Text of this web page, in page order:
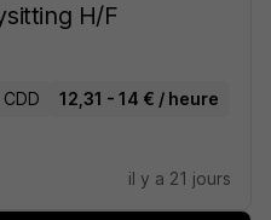
H/F
CDD 12,31 - 14 € / heure
il y a 21 jours